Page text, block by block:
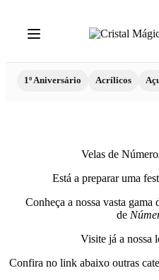
1º Aniversário Acrílicos
Velas de
Está a preparar uma
Conheça a nossa vasta gama
de
Visite já a nossa
Confira no link abaixo outras